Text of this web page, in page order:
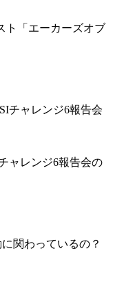
ト「エーカーズオブ
ャレンジ6報告会の